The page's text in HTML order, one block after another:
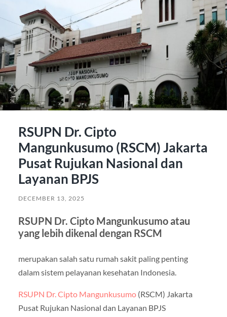
RSUPN Dr. Cipto
Mangunkusumo (RSCM) Jakarta
Pusat Rujukan Nasional dan
Layanan BPJS
DECEMBER 13, 2025
RSUPN Dr. Cipto Mangunkusumo atau
yang lebih dikenal dengan RSCM
merupakan salah satu rumah sakit paling penting
dalam sistem pelayanan kesehatan Indonesia.
RSUPN Dr. Cipto Mangunkusumo(RSCM) Jakarta
Pusat Rujukan Nasional dan Layanan BPJS